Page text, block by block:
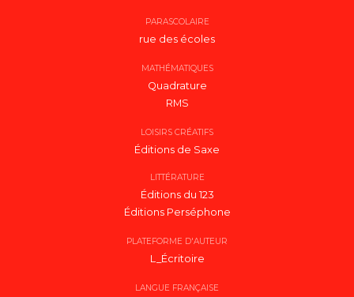
PARASCOLAIRE
rue des écoles
MATHÉMATIQUES
Quadrature
RMS
LOISIRS CRÉATIFS
Éditions de Saxe
LITTÉRATURE
Éditions du 123
Éditions Perséphone
PLATEFORME D'AUTEUR
L_Écritoire
LANGUE FRANÇAISE